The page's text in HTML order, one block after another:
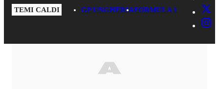
TEMI CALDI GP UNGHERIAFORMULA 1